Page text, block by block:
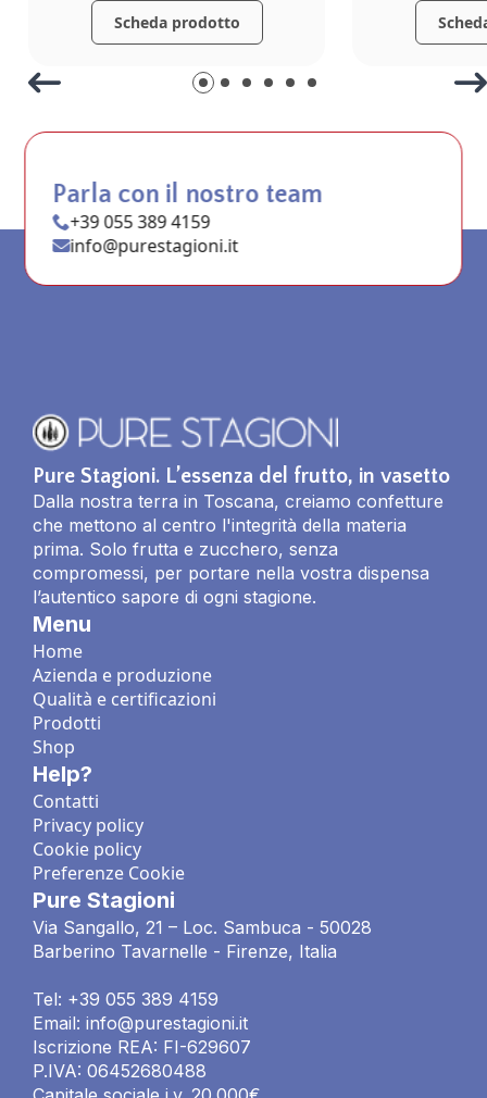
Scheda prodotto
Pure Stagioni. L’essenza del frutto, in vasetto
Dalla nostra terra in Toscana, creiamo confetture
che mettono al centro l'integrità della materia
prima. Solo frutta e zucchero, senza
compromessi, per portare nella vostra dispensa
l’autentico sapore di ogni stagione.
Menu
Home
Azienda e produzione
Qualità e certificazioni
Prodotti
Shop
Help?
Contatti
Privacy policy
Cookie policy
Preferenze Cookie
Pure Stagioni
Via Sangallo, 21 – Loc. Sambuca - 50028
Barberino Tavarnelle - Firenze, Italia
Tel: +39 055 389 4159
Email: info@purestagioni.it
Iscrizione REA: FI-629607
P.IVA: 06452680488
Parla con il nostro team
+39 055 389 4159
info@purestagioni.it